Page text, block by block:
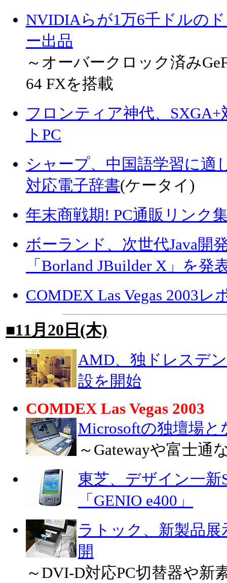
NVIDIAらが1万6千ドルの
ー出品
～オーバークロック済み
64 FXを搭載
フロンティア神代、
トPC
シャープ、中国語学習に適
対応電子辞書(ケータイ)
年末商戦期! PC通販リンク
ボーランド、次世代Java開
「Borland JBuilder X」を発
COMDEX Las Vegas 2003
■11月20日(木)
AMD、独ドレスデ
設を開始
COMDEX Las Vegas 2003
Microsoftの独壇場
～Gatewayや富士通
東芝、デザイン一新
「GENIO e400」
ラトック、新製品
開
～DVI-D対応PC切替器や新